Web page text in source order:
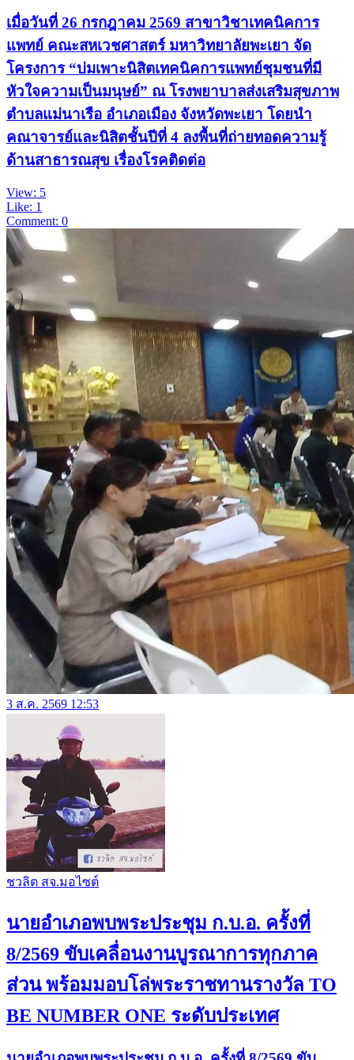
เมื่อวันที่ 26 กรกฎาคม 2569 สาขาวิชาเทคนิคการ
แพทย์ คณะสหเวชศาสตร์ มหาวิทยาลัยพะเยา จัด
โครงการ “บ่มเพาะนิสิตเทคนิคการแพทย์ชุมชนที่มี
หัวใจความเป็นมนุษย์” ณ โรงพยาบาลส่งเสริมสุขภาพ
ตำบลแม่นาเรือ อำเภอเมือง จังหวัดพะเยา โดยนำ
คณาจารย์และนิสิตชั้นปีที่ 4 ลงพื้นที่ถ่ายทอดความรู้
ด้านสาธารณสุข เรื่องโรคติดต่อ
View: 5
Like: 1
Comment: 0
3 ส.ค. 2569 12:53
ชวลิต สจ.มอไซต์
นายอำเภอพบพระประชุม ก.บ.อ. ครั้งที่
8/2569 ขับเคลื่อนงานบูรณาการทุกภาค
ส่วน พร้อมมอบโล่พระราชทานรางวัล TO
BE NUMBER ONE ระดับประเทศ